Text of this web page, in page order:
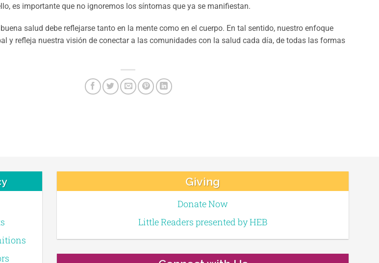
es importante que no ignoremos los síntomas que ya se manifiestan.
salud debe reflejarse tanto en la mente como en el cuerpo. En tal sentido, nuestro enfoque
y refleja nuestra visión de conectar a las comunidades con la salud cada día, de todas las formas
Giving
Donate Now
Little Readers presented by HEB